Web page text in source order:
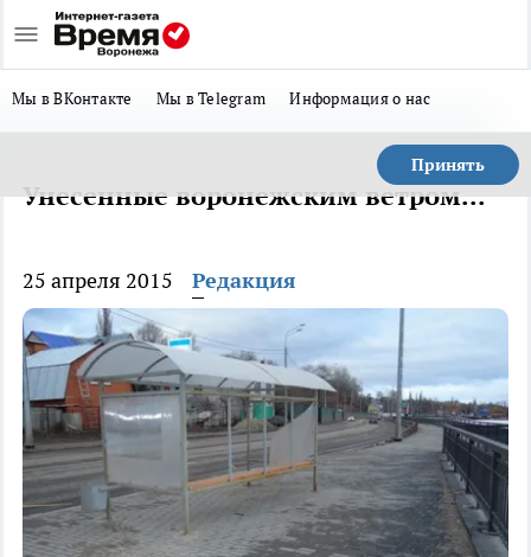
Мы в ВКонтакте Мы в Telegram Информация о нас
Принять
Унесенные воронежским ветром...
25 апреля 2015 Редакция